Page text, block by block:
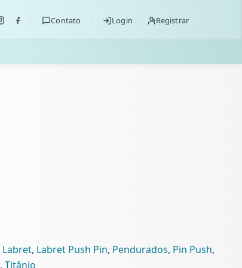
Contato Login Registrar
Labret, Labret Push Pin, Pendurados, Pin Push,
,Titânio